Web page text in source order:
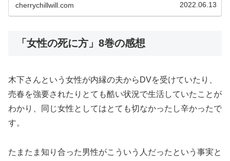
cherrychillwill.com 2022.06.13
「女性の死に方」8巻の感想
木下さんという女性が内縁の夫からDVを受けていたり、
売春を強要されたりとても酷い状況で生活していたことが
わかり、同じ女性としてはとても切なかったし辛かったで
す。
たまたま知り合った男性がこういう人だったという事実と